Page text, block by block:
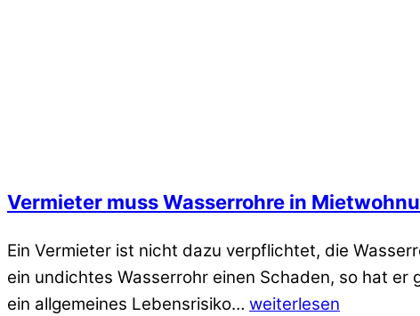
Vermieter muss Wasserrohre in
Ein Vermieter ist nicht dazu verpflichtet, die
ein undichtes Wasserrohr einen Schaden, so hat
ein allgemeines Lebensrisiko… weiterlesen